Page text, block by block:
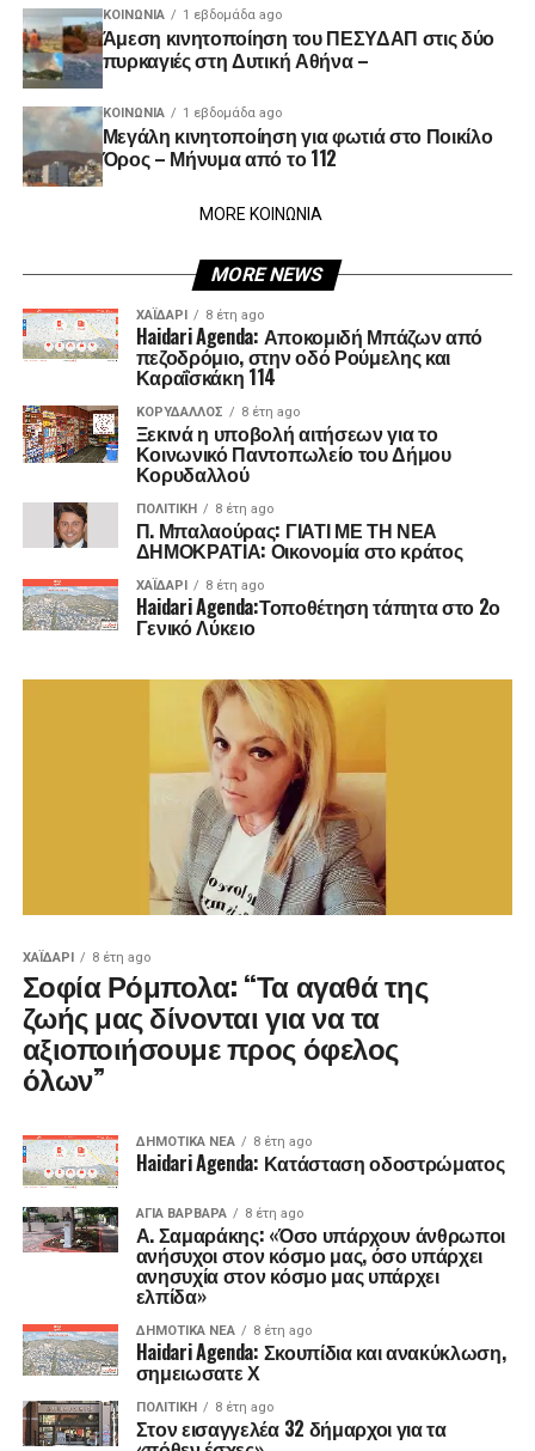
ΚΟΙΝΩΝΊΑ 1 εβδομάδα ago
Άμεση κινητοποίηση του ΠΕΣΥΔΑΠ στις δύο
πυρκαγιές στη Δυτική Αθήνα –
ΚΟΙΝΩΝΊΑ 1 εβδομάδα ago
Μεγάλη κινητοποίηση για φωτιά στο Ποικίλο
Όρος – Μήνυμα από το 112
MORE ΚΟΙΝΩΝΙΑ
MORE NEWS
ΧΑΪΔΑΡΙ 8 έτη ago
Haidari Agenda: Αποκομιδή Μπάζων από
πεζοδρόμιο, στην οδό Ρούμελης και
Καραΐσκάκη 114
ΚΟΡΥΔΑΛΛΟΣ 8 έτη ago
Ξεκινά η υποβολή αιτήσεων για το
Κοινωνικό Παντοπωλείο του Δήμου
Κορυδαλλού
ΠΟΛΙΤΙΚΉ 8 έτη ago
Π. Μπαλαούρας: ΓΙΑΤΙ ΜΕ ΤΗ ΝΕΑ
ΔΗΜΟΚΡΑΤΙΑ: Οικονομία στο κράτος
ΧΑΪΔΑΡΙ 8 έτη ago
Haidari Agenda:Τοποθέτηση τάπητα στο 2ο
Γενικό Λύκειο
ΧΑΪΔΑΡΙ 8 έτη ago
Σοφία Ρόμπολα: “Τα αγαθά της
ζωής μας δίνονται για να τα
αξιοποιήσουμε προς όφελος
όλων”
ΔΗΜΟΤΙΚΆ ΝΈΑ 8 έτη ago
Haidari Agenda: Κατάσταση οδοστρώματος
ΑΓΙΑ ΒΑΡΒΑΡΑ 8 έτη ago
Α. Σαμαράκης: «Όσο υπάρχουν άνθρωποι
ανήσυχοι στον κόσμο μας, όσο υπάρχει
ανησυχία στον κόσμο μας υπάρχει
ελπίδα»
ΔΗΜΟΤΙΚΆ ΝΈΑ 8 έτη ago
Haidari Agenda: Σκουπίδια και ανακύκλωση,
σημειωσατε Χ
ΠΟΛΙΤΙΚΉ 8 έτη ago
Στον εισαγγελέα 32 δήμαρχοι για τα